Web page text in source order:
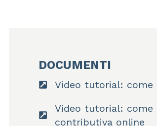
DOCUMENTI
Video tutorial: come
Video tutorial: come
contributiva online